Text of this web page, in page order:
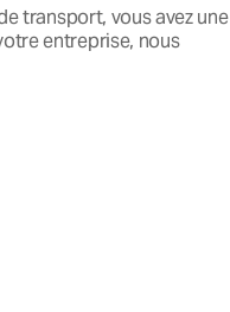
transport, vous avez une
entreprise, nous